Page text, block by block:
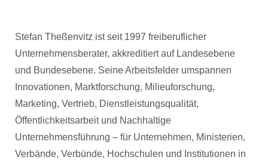
Stefan Theßenvitz ist seit 1997 freiberuflicher
Unternehmensberater, akkreditiert auf Landesebene
und Bundesebene. Seine Arbeitsfelder umspannen
Innovationen, Marktforschung, Milieuforschung,
Marketing, Vertrieb, Dienstleistungsqualität,
Öffentlichkeitsarbeit und Nachhaltige
Unternehmensführung – für Unternehmen, Ministerien,
Verbände, Verbünde, Hochschulen und Institutionen in